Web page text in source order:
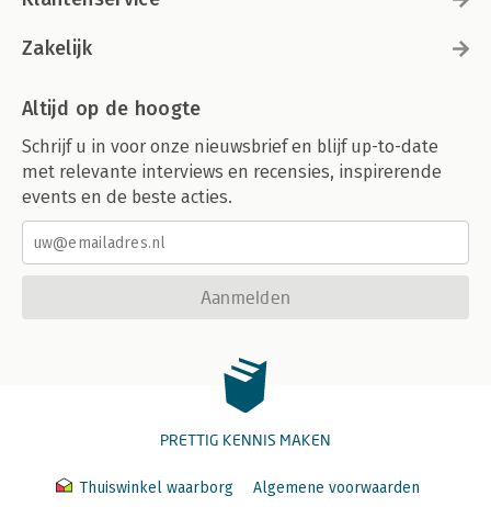
Zakelijk
Altijd op de hoogte
Schrijf u in voor onze nieuwsbrief en blijf up-to-date
met relevante interviews en recensies, inspirerende
events en de beste acties.
Aanmelden
PRETTIG KENNIS MAKEN
Thuiswinkel waarborg Algemene voorwaarden